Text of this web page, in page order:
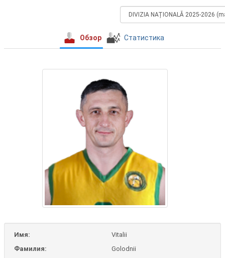
Обзор Статистика
Имя:
Vitalii
Фамилия:
Golodnii